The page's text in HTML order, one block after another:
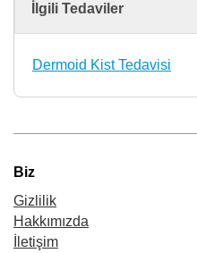
İlgili Tedaviler
Dermoid Kist Tedavisi
Biz
Gizlilik
Hakkımızda
İletişim